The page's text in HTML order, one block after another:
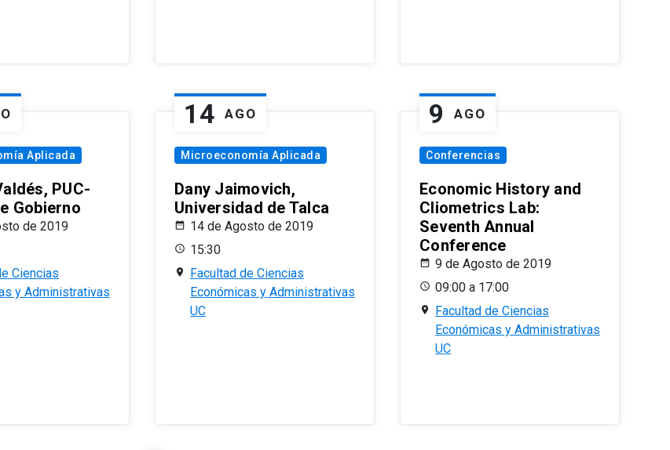
Aplicada
PUC-
Gobierno
de 2019
Ciencias
y Administrativas
14 AGO
Microeconomía Aplicada
Dany Jaimovich,
Universidad de Talca
14 de Agosto de 2019
15:30
Facultad de Ciencias
Económicas y Administrativas
UC
9 AGO
Conferencias
Economic History and
Cliometrics Lab:
Seventh Annual
Conference
9 de Agosto de 2019
09:00 a 17:00
Facultad de Ciencias
Económicas y Administrativas
UC